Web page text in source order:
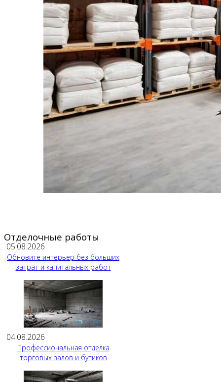
Отделочные работы
05.08.2026
Обновите интерьер без больших
затрат и капитальных работ
04.08.2026
Профессиональная отделка
торговых залов и бутиков